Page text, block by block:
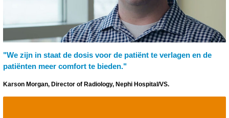
"We zijn in staat de dosis voor de patiënt te verlagen en de
patiënten meer comfort te bieden."
Karson Morgan, Director of Radiology, Nephi Hospital/VS.